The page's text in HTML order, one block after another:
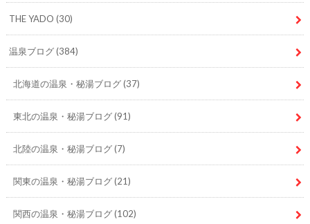
THE YADO (30)
温泉ブログ(384)
北海道の温泉・秘湯ブログ(37)
東北の温泉・秘湯ブログ(91)
北陸の温泉・秘湯ブログ(7)
関東の温泉・秘湯ブログ(21)
関西の温泉・秘湯ブログ(102)